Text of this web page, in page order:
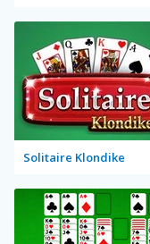
Solitaire Klondike